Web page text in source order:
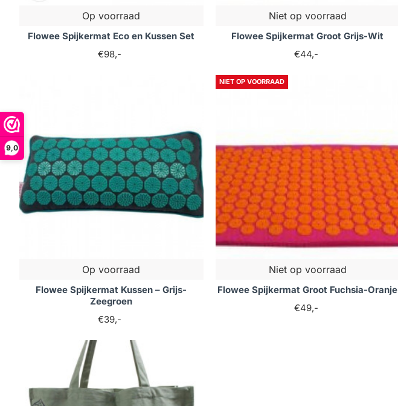
9,0
Op voorraad
Flowee Spijkermat Eco en Kussen Set
€98,-
Niet op voorraad
Flowee Spijkermat Groot Grijs-Wit
€44,-
Op voorraad
Flowee Spijkermat Kussen – Grijs-
Zeegroen
€39,-
NIET OP VOORRAAD
Niet op voorraad
Flowee Spijkermat Groot Fuchsia-Oranje
€49,-